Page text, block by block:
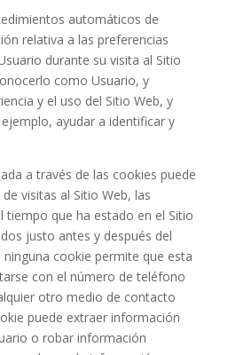
automáticos de
relativa a las preferencias
durante su visita al Sitio
como Usuario, y
y el uso del Sitio Web, y
ayudar a identificar y
a través de las cookies puede
visitas al Sitio Web, las
tiempo que ha estado en el Sitio
justo antes y después del
cookie permite que esta
con el número de teléfono
otro medio de contacto
puede extraer información
o robar información